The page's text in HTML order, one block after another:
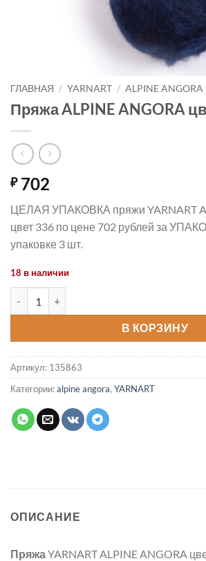
ГЛАВНАЯ / YARNART / ALPINE ANGORA
Пряжа ALPINE ANGORA
₽702
ЦЕЛАЯ УПАКОВКА пряжи YARNART
цвет 336 по цене 702 рублей за
упаковке 3 шт.
18 в наличии
В КОРЗИНУ
Артикул: 135863
Категории:alpine angora, YARNART
ОПИСАНИЕ
ПряжаYARNART ALPINE ANGORA